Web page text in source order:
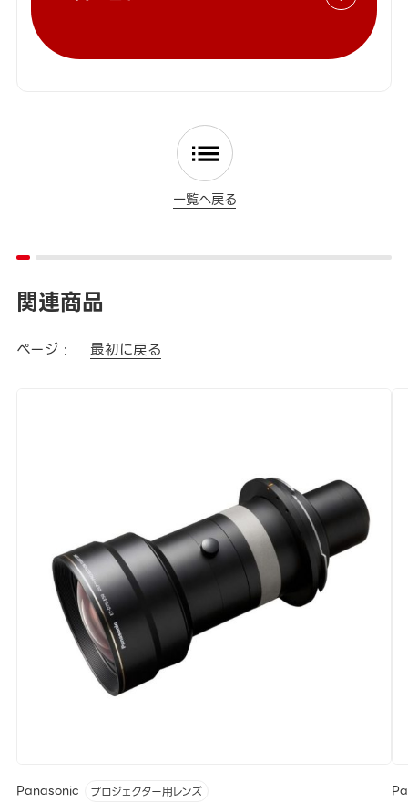
一覧へ戻る
関連商品
ページ : 最初に戻る
Panasonic プロジェクター用レンズ